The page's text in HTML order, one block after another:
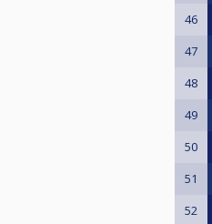
46
47
48
49
50
51
52